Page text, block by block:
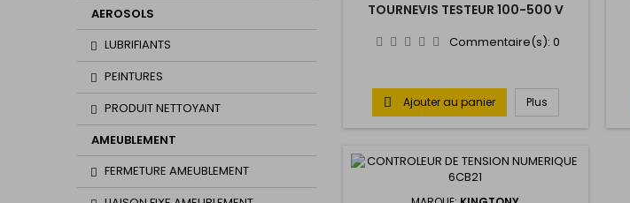
AEROSOLS
LUBRIFIANTS
PEINTURES
PRODUIT NETTOYANT
AMEUBLEMENT
FERMETURE AMEUBLEMENT
TOURNEVIS TESTEUR 100-500 V
Commentaire(s):0
 Ajouter au panier Plus